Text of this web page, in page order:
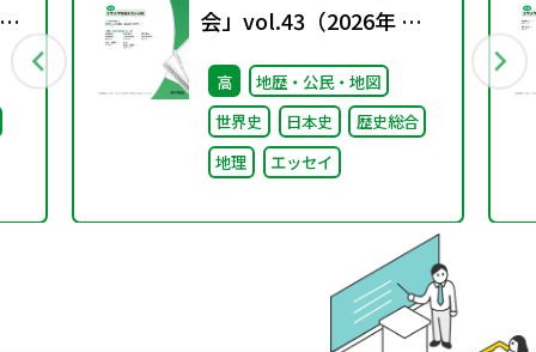
会」vol.43（2026年 春
号）
高
地歴・公民・地図
世界史
日本史
歴史総合
地理
エッセイ